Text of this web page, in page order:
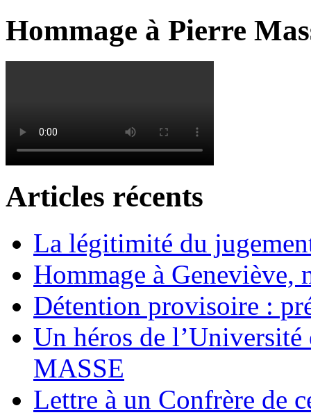
Hommage à Pierre
Articles récents
La légitimité du
Hommage à Geneviève,
Détention provisoire :
Un héros de
MASSE
Lettre à un Confrère de